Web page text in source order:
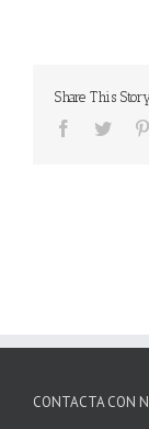
Share This
CONTACTA CON